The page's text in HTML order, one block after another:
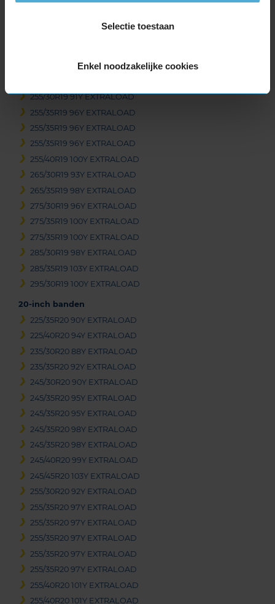
Selectie toestaan
Enkel noodzakelijke cookies
245/30R19 89Y EXTRALOAD
245/40R19 98Y EXTRALOAD
255/30R19 91Y EXTRALOAD
255/35R19 96Y EXTRALOAD
255/35R19 96Y EXTRALOAD
255/35R19 96Y EXTRALOAD
255/40R19 100Y EXTRALOAD
265/30R19 93Y EXTRALOAD
265/35R19 98Y EXTRALOAD
275/30R19 96Y EXTRALOAD
275/35R19 100Y EXTRALOAD
275/35R19 100Y EXTRALOAD
285/30R19 98Y EXTRALOAD
285/35R19 103Y EXTRALOAD
295/30R19 100Y EXTRALOAD
20-inch banden
225/35R20 90Y EXTRALOAD
225/40R20 94Y EXTRALOAD
235/30R20 88Y EXTRALOAD
235/35R20 92Y EXTRALOAD
245/30R20 90Y EXTRALOAD
245/35R20 95Y EXTRALOAD
245/35R20 95Y EXTRALOAD
245/35R20 98Y EXTRALOAD
245/35R20 98Y EXTRALOAD
245/40R20 99Y EXTRALOAD
245/45R20 103Y EXTRALOAD
255/30R20 92Y EXTRALOAD
255/35R20 97Y EXTRALOAD
255/35R20 97Y EXTRALOAD
255/35R20 97Y EXTRALOAD
255/35R20 97Y EXTRALOAD
255/35R20 97Y EXTRALOAD
255/40R20 101Y EXTRALOAD
255/40R20 101Y EXTRALOAD